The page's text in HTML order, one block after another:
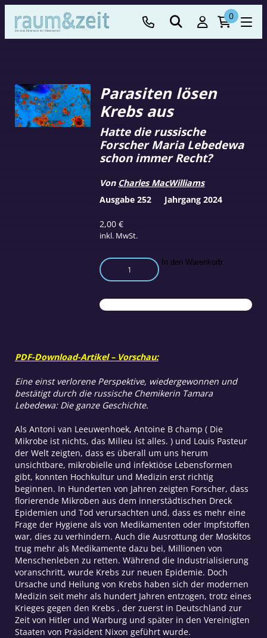
0
Parasiten lösen
Krebs aus
2,00€
inkl. MwSt.
Hatte die russische
Forscher Maria Lebedewa
schon immer Recht?
Von Charles MacWilliams
Parasiten
lösen
aus
Menge
In den Warenkorb
Ausgabe 252 Jahrgang 2024
PDF-Download-Artikel – Vorschau:
Eine einst verlorene Perspektive, wiedergewonnen und
bestätigt durch die russische Chemikerin Tamara
Lebedewa: Die ganze Geschichte.
Als Antoni van Leeuwenhoek, Antoine B champ ( Die
Mikrobe ist nichts, das Milieu ist alles. ) und Louis Pasteur
der Welt zeigten, dass es überall um uns herum
unsichtbare, mikrobielle und infektiöse Lebensformen
gibt, konnten Hochkultur und Medizin erst richtig
beginnen. In Hunderten von Jahren zeigten Forscher, dass
florierende Mikroben aus dem innerstädtischen Dreck
Epidemien und Tod verursachten und, dass es mehr eine
Frage der Hygiene als von Medikamenten oder Impfstoffen
war, dies zu verhindern. Auch die Ausrottung der Moskitos
trug mehr als Medikamente dazu bei, Millionen von
Menschenleben zu retten. Während die Industrialisierung
voranschritt, wurde Krebs zur neuen Epidemie. Doch
Ursache und Heilung von Krebs haben sich der modernen
Medizin seit mehr als hundert Jahren entzogen, trotz eines
Krieges gegen den Krebs , der zuerst in Deutschland zur
Zeit von Hitler und Warburg und später in den Vereinigten
Staaten von Präsident Nixon geführt wurde.